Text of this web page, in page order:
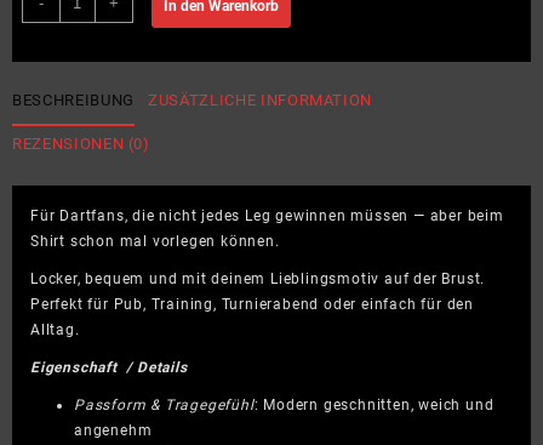
Beer
–
BlackEdition
Menge
In den Warenkorb
BESCHREIBUNG ZUSÄTZLICHE INFORMATION
REZENSIONEN (0)
Für Dartfans, die nicht jedes Leg gewinnen müssen — aber beim
Shirt schon mal vorlegen können.
Locker, bequem und mit deinem Lieblingsmotiv auf der Brust.
Perfekt für Pub, Training, Turnierabend oder einfach für den
Alltag.
Eigenschaft / Details
Passform & Tragegefühl: Modern geschnitten, weich und
angenehm